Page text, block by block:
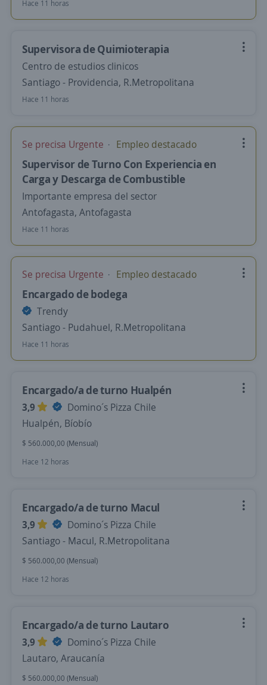
Hace 11 horas
Supervisora de Quimioterapia
Centro de estudios clinicos
Santiago - Providencia, R.Metropolitana
Hace 11 horas
Se precisa Urgente Empleo destacado
Supervisor de Turno Con Experiencia en
Carga y Descarga de Combustible
Importante empresa del sector
Antofagasta, Antofagasta
Hace 11 horas
Se precisa Urgente Empleo destacado
Encargado de bodega
Trendy
Santiago - Pudahuel, R.Metropolitana
Hace 11 horas
Encargado/a de turno Hualpén
3,9
Domino´s Pizza Chile
Hualpén, Bíobío
$ 560.000,00 (Mensual)
Hace 12 horas
Encargado/a de turno Macul
3,9
Domino´s Pizza Chile
Santiago - Macul, R.Metropolitana
$ 560.000,00 (Mensual)
Hace 12 horas
Encargado/a de turno Lautaro
3,9
Domino´s Pizza Chile
Lautaro, Araucanía
$ 560.000,00 (Mensual)